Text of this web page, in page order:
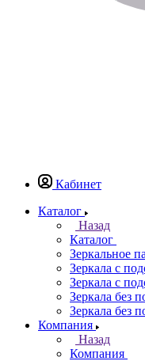
Кабинет
Каталог
Назад
Каталог
Зеркальное
Зеркала с
Зеркала с
Зеркала без
Зеркала без
Компания
Назад
Компания